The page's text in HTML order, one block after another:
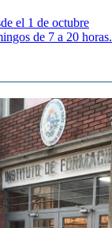
el 1 de octubre
de 7 a 20 horas.